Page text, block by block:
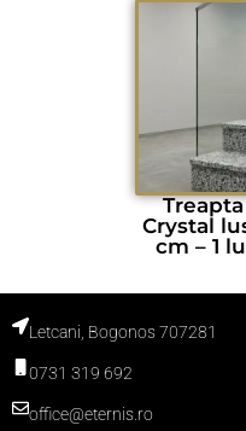
Crystal
cm – 1
Letcani, Bogonos 707281
0731 319 692
office@eternis.ro